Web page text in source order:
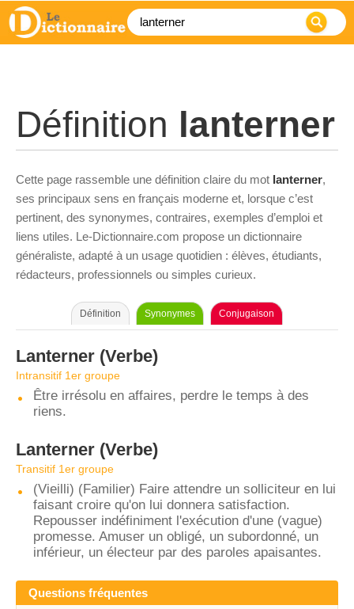
Définition lanterner
Cette page rassemble une définition claire du mot lanterner,
ses principaux sens en français moderne et, lorsque c’est
pertinent, des synonymes, contraires, exemples d’emploi et
liens utiles. Le-Dictionnaire.com propose un dictionnaire
généraliste, adapté à un usage quotidien : élèves, étudiants,
rédacteurs, professionnels ou simples curieux.
Définition Synonymes Conjugaison
Lanterner (Verbe)
Intransitif 1er groupe
Être irrésolu en affaires, perdre le temps à des
riens.
Lanterner (Verbe)
Transitif 1er groupe
(Vieilli) (Familier) Faire attendre un solliciteur en lui
faisant croire qu'on lui donnera satisfaction.
Repousser indéfiniment l'exécution d'une (vague)
promesse. Amuser un obligé, un subordonné, un
inférieur, un électeur par des paroles apaisantes.
Questions fréquentes